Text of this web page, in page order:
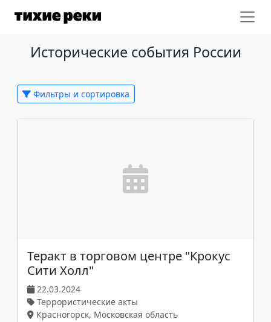
Исторические события России
Фильтры и сортировка
Теракт в торговом центре "Крокус
Сити Холл"
22.03.2024
Террористические акты
Красногорск, Московская область